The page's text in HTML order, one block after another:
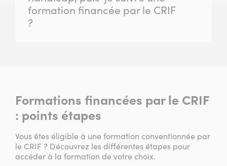
formation financée par le CRIF
?
Formations financées par le CRIF
: points étapes
Vous êtes éligible à une formation conventionnée par
le CRIF ? Découvrez les différentes étapes pour
accéder à la formation de votre choix.